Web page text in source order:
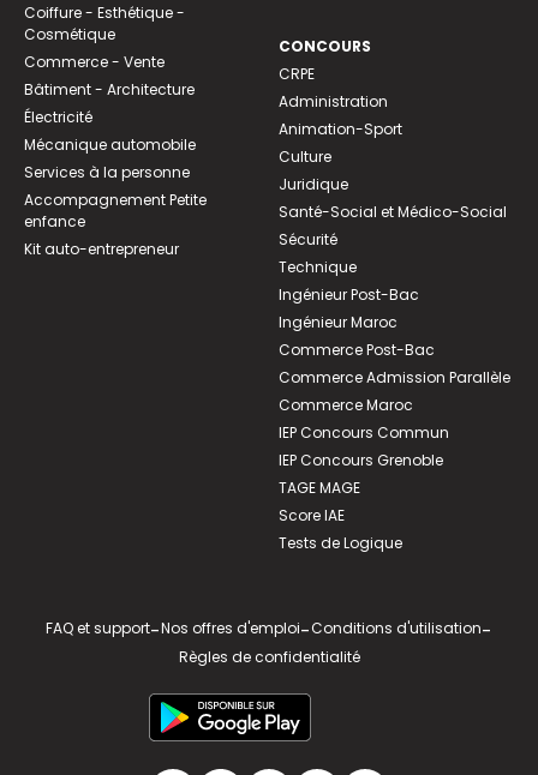
Coiffure - Esthétique -
Cosmétique
Commerce - Vente
Bâtiment - Architecture
Électricité
Mécanique automobile
Services à la personne
Accompagnement Petite
enfance
Kit auto-entrepreneur
CONCOURS
CRPE
Administration
Animation-Sport
Culture
Juridique
Santé-Social et Médico-Social
Sécurité
Technique
Ingénieur Post-Bac
Ingénieur Maroc
Commerce Post-Bac
Commerce Admission Parallèle
Commerce Maroc
IEP Concours Commun
IEP Concours Grenoble
TAGE MAGE
Score IAE
Tests de Logique
FAQ et support-Nos offres d'emploi-Conditions d'utilisation-
Règles de confidentialité